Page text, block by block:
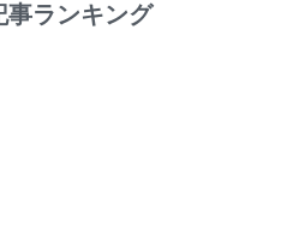
事ランキング